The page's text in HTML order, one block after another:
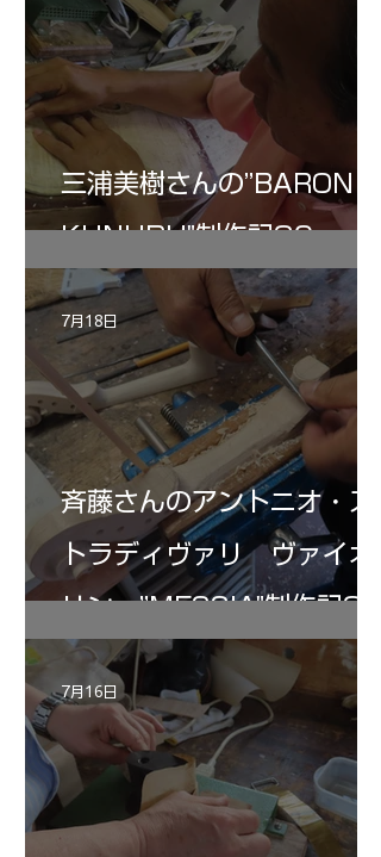
三浦美樹さんの”BARON・
KUNUPU"制作記30
斉藤さんのアントニオ・ス
トラディヴァリ ヴァイオ
リン ”MESSIA"制作記32
7月18日
7月16日